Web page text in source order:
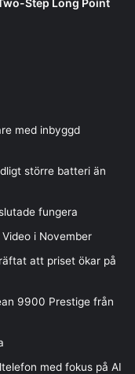
med inbyggd
större batteri än
fungera
i November
att priset ökar på
9900 Prestige från
med fokus på AI